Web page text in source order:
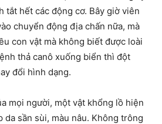
tắt hết các động cơ. Bây giờ viên
chuyển động địa chấn nữa, mà
con vật mà không biết được loài
thả canô xuống biển thì đột
đổi hình dạng.
mọi người, một vật khổng lồ hiện
da sần sùi, màu nâu. Không trông